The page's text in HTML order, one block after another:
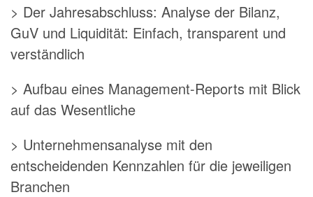
> Der Jahresabschluss: Analyse der Bilanz,
GuV und Liquidität: Einfach, transparent und
verständlich
> Aufbau eines Management-Reports mit Blick
auf das Wesentliche
> Unternehmensanalyse mit den
entscheidenden Kennzahlen für die jeweiligen
Branchen